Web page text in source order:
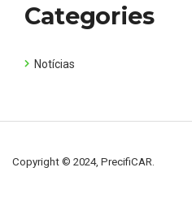
Categories
Notícias
Copyright © 2024, PrecifiCAR.